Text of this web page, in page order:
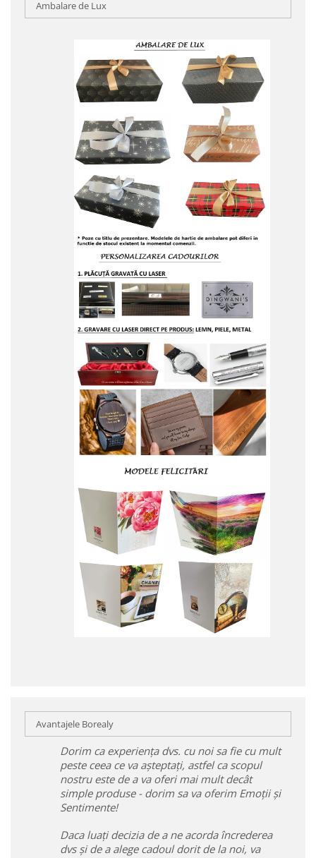
Ambalare de Lux
Avantajele Borealy
Dorim ca experiența dvs. cu noi sa fie cu mult
peste ceea ce va așteptați, astfel ca scopul
nostru este de a va oferi mai mult decât
simple produse - dorim sa va oferim Emoții și
Sentimente!
Daca luați decizia de a ne acorda încrederea
dvs și de a alege cadoul dorit de la noi, va